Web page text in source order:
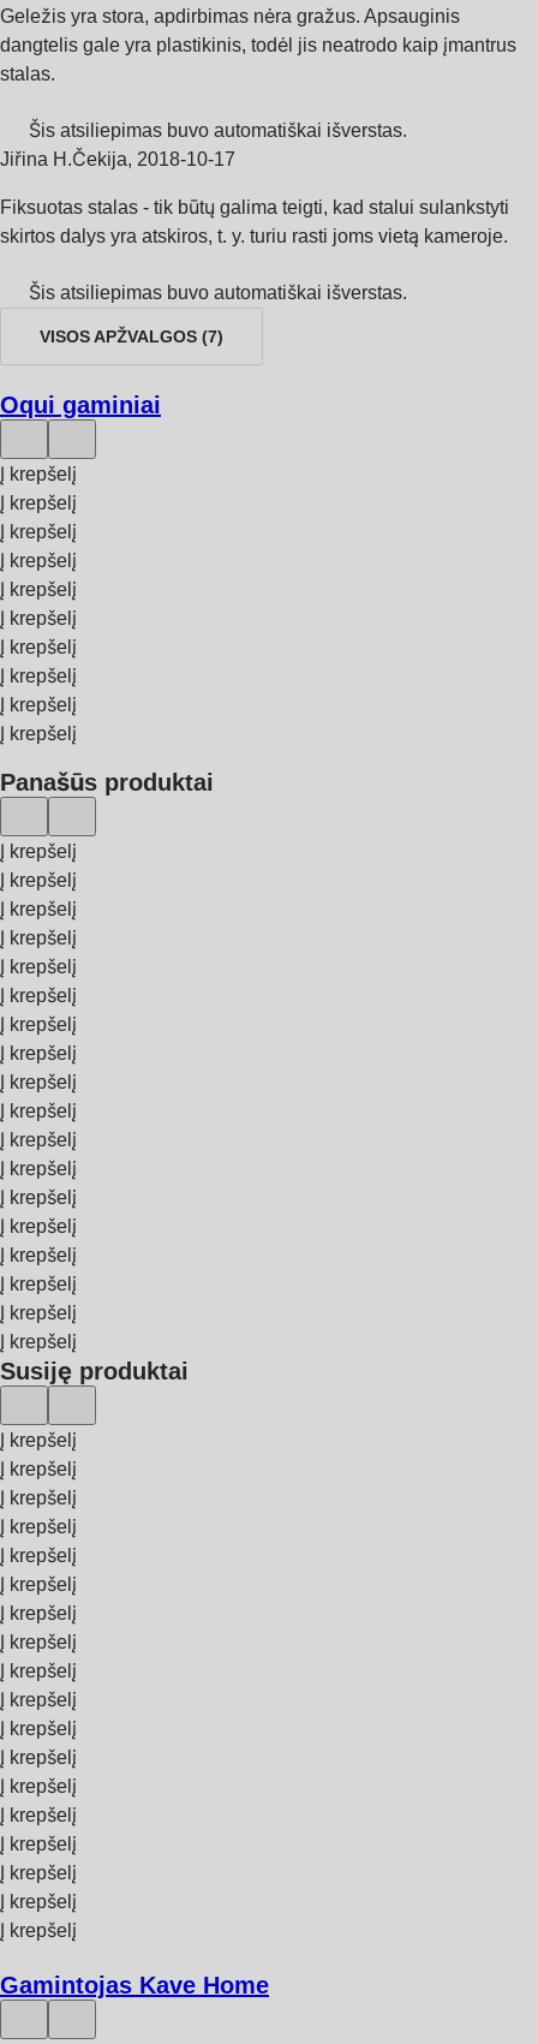
Geležis yra stora, apdirbimas nėra gražus. Apsauginis
dangtelis gale yra plastikinis, todėl jis neatrodo kaip įmantrus
stalas.
Šis atsiliepimas buvo automatiškai išverstas.
Jiřina H.Čekija, 2018‑10‑17
Fiksuotas stalas - tik būtų galima teigti, kad stalui sulankstyti
skirtos dalys yra atskiros, t. y. turiu rasti joms vietą kameroje.
Šis atsiliepimas buvo automatiškai išverstas.
VISOS APŽVALGOS (7)
Oqui gaminiai
Į krepšelį
Į krepšelį
Į krepšelį
Į krepšelį
Į krepšelį
Į krepšelį
Į krepšelį
Į krepšelį
Į krepšelį
Į krepšelį
Panašūs produktai
Į krepšelį
Į krepšelį
Į krepšelį
Į krepšelį
Į krepšelį
Į krepšelį
Į krepšelį
Į krepšelį
Į krepšelį
Į krepšelį
Į krepšelį
Į krepšelį
Į krepšelį
Į krepšelį
Į krepšelį
Į krepšelį
Į krepšelį
Į krepšelį
Susiję produktai
Į krepšelį
Į krepšelį
Į krepšelį
Į krepšelį
Į krepšelį
Į krepšelį
Į krepšelį
Į krepšelį
Į krepšelį
Į krepšelį
Į krepšelį
Į krepšelį
Į krepšelį
Į krepšelį
Į krepšelį
Į krepšelį
Į krepšelį
Į krepšelį
Gamintojas Kave Home